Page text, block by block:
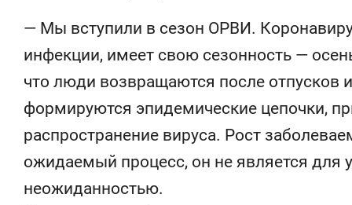
— Мы вступили в сезон ОРВИ.
инфекции, имеет свою сезонность —
что люди возвращаются после отпусков и
формируются эпидемические цепочки,
распространение вируса. Рост
ожидаемый процесс, он не является для
неожиданностью.